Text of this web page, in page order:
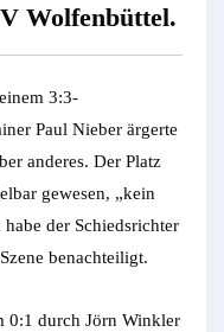
Wolfenbüttel.
3:3-
Paul Nieber ärgerte
anderes. Der Platz
gewesen, „kein
der Schiedsrichter
benachteiligt.
0:1 durch Jörn Winkler